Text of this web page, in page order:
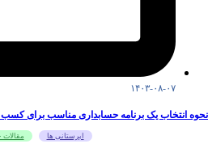
۱۴۰۳-۰۸-۰۷
نحوه انتخاب یک برنامه حسابداری مناسب برای
ابرستانی ها مقالات